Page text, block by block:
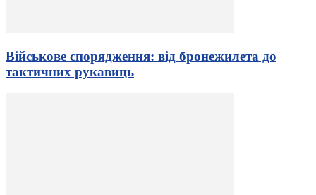
Військове спорядження: від бронежилета до
тактичних рукавиць